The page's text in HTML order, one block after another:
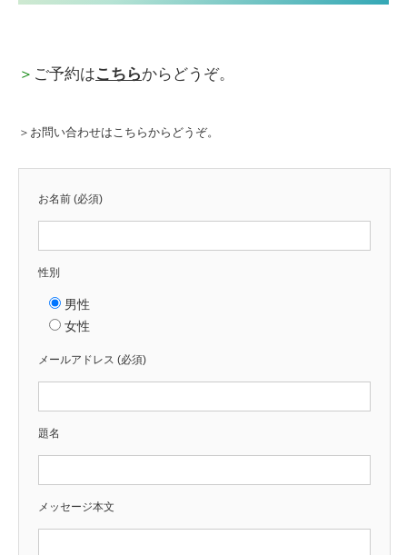
＞ ご予約はこちらからどうぞ。
＞お問い合わせはこちらからどうぞ。
お名前 (必須)
性別
男性
女性
メールアドレス (必須)
題名
メッセージ本文